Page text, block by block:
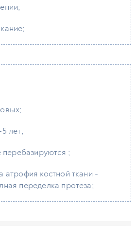
лет;
перебазируются ;
атрофия костной ткани -
переделка протеза;